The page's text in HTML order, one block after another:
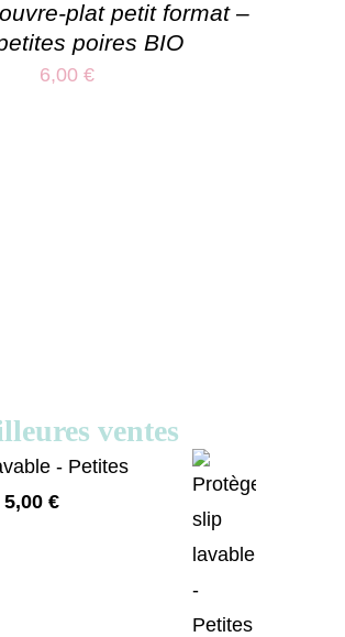
plat petit format –
poires BIO
6,00 €
ventes
- Petites
5,00€